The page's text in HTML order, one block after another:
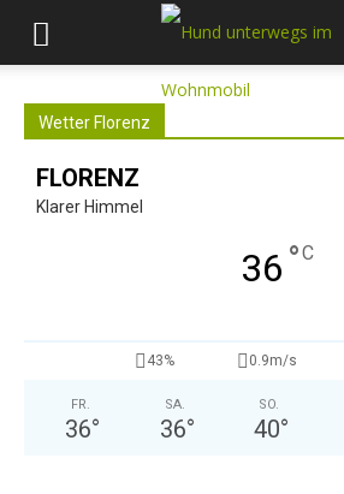
Wetter Florenz
FLORENZ
Klarer Himmel
36 °C
43% 0.9m/s
FR.
36°
SA.
36°
SO.
40°